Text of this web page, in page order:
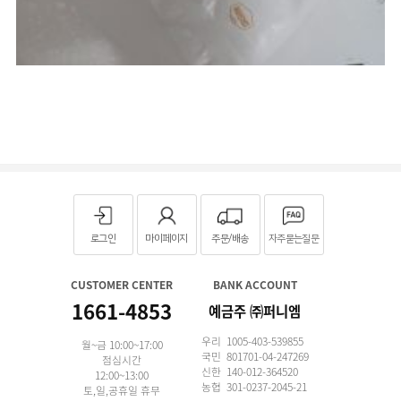
로그인 마이페이지 주문/배송 자주묻는질문
CUSTOMER CENTER
1661-4853
월~금 10:00~17:00
점심시간
12:00~13:00
토,일,공휴일 휴무
BANK ACCOUNT
예금주 ㈜퍼니엠
우리 1005-403-539855
국민 801701-04-247269
신한 140-012-364520
농협 301-0237-2045-21